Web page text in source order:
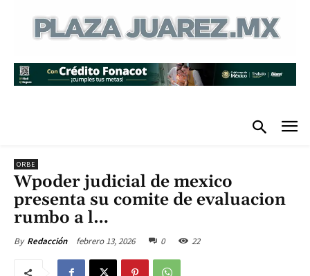
ORBE
Wpoder judicial de mexico
presenta su comite de evaluacion
rumbo a l…
By Redacción febrero 13, 2026 0 22